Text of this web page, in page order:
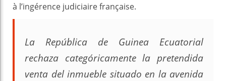
à l’ingérence judiciaire française.
La República de Guinea Ecuatorial
rechaza categóricamente la pretendida
venta del inmueble situado en la avenida